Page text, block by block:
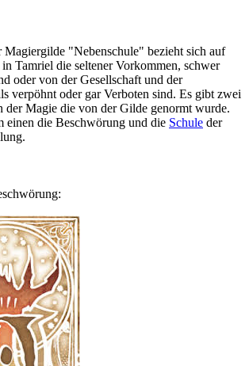
"Nebenschule" bezieht sich auf
Tamriel die seltener Vorkommen, schwer
oder von der Gesellschaft und der
verpöhnt oder gar Verboten sind. Es gibt zwei
der Magie die von der Gilde genormt wurde.
einen die Beschwörung und die Schule der